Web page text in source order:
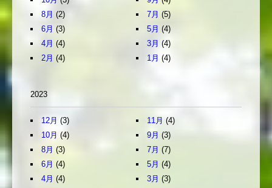
8月 (2) 7月 (5)
6月 (3) 5月 (4)
4月 (4) 3月 (4)
2月 (4) 1月 (4)
2023
12月 (3) 11月 (4)
10月 (4) 9月 (3)
8月 (3) 7月 (7)
6月 (4) 5月 (4)
4月 (4) 3月 (3)